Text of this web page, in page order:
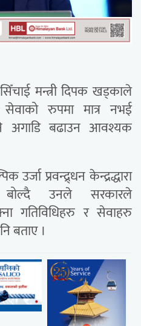
मन्त्री दिपक खड्काले
रुपमा मात्र नभई
अगाडि बढाउन आवश्यक
उर्जा प्रवन्द्र्धन केन्द्रद्धारा
बोल्दै उनले सरकारले
गतिविधिहरु र सेवाहरु
बताए ।